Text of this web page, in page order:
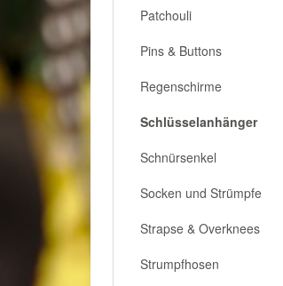
Patchouli
Pins & Buttons
Regenschirme
Schlüsselanhänger
Schnürsenkel
Socken und Strümpfe
Strapse & Overknees
Strumpfhosen